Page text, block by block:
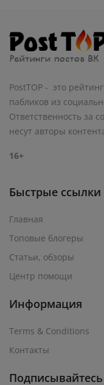
PostTOP - это
пабликов из
Ответственность за
несут авторы
16+
Быстрые ссылки
Главная
Топовые блогеры
Статьи, обзоры
Центр помощи
Информация
Terms & Conditions
Контакты